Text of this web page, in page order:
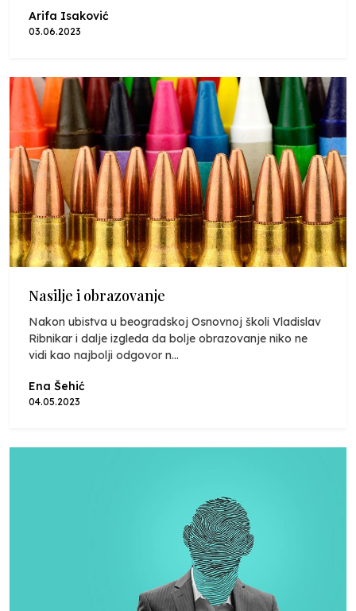
Arifa Isaković
03.06.2023
Nasilje i obrazovanje
Nakon ubistva u beogradskoj Osnovnoj školi Vladislav
Ribnikar i dalje izgleda da bolje obrazovanje niko ne
vidi kao najbolji odgovor n...
Ena Šehić
04.05.2023